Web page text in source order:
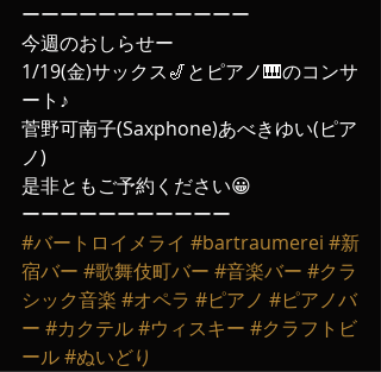
ーーーーーーーーーーーー
今週のおしらせー
1/19(金)サックス🎷とピアノ🎹のコンサ
ート♪
菅野可南子(Saxphone)あべきゆい(ピア
ノ)
是非ともご予約ください😀
ーーーーーーーーーーー
#バートロイメライ #bartraumerei #新
宿バー #歌舞伎町バー #音楽バー #クラ
シック音楽 #オペラ #ピアノ #ピアノバ
ー #カクテル#ウィスキー #クラフトビ
ール#ぬいどり